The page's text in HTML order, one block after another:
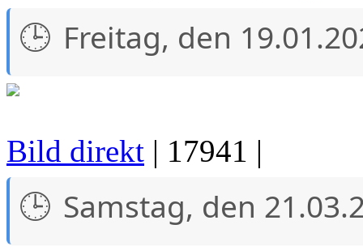
Freitag, den
Bild direkt | 17941 |
Samstag, den